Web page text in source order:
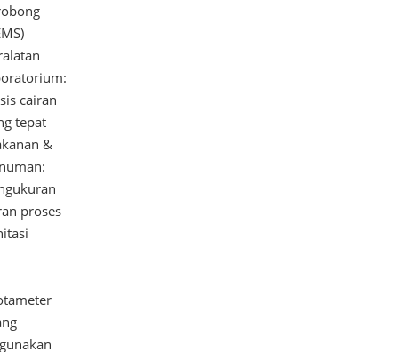
cairan
tepat
&
proses